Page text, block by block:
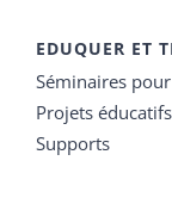
EDUQUER ET
Séminaires
Projets éducatifs
Supports